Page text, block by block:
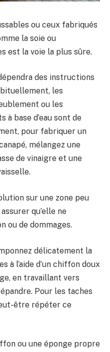
ou ceux fabriqués
la soie ou
est la voie la plus sûre.
des instructions
les
ou les
à base d’eau sont de
pour fabriquer un
mélangez une
de vinaigre et une
sur une zone peu
qu’elle ne
ou de dommages.
délicatement la
à l’aide d’un chiffon doux
en travaillant vers
Pour les taches
être répéter ce
ou une éponge propre